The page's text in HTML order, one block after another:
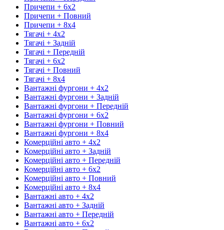
Причепи + 6х2
Причепи + Повний
Причепи + 8х4
Тягачі + 4х2
Тягачі + Задній
Тягачі + Передній
Тягачі + 6х2
Тягачі + Повний
Тягачі + 8х4
Вантажні фургони + 4х2
Вантажні фургони + Задній
Вантажні фургони + Передній
Вантажні фургони + 6х2
Вантажні фургони + Повний
Вантажні фургони + 8х4
Комерційні авто + 4х2
Комерційні авто + Задній
Комерційні авто + Передній
Комерційні авто + 6х2
Комерційні авто + Повний
Комерційні авто + 8х4
Вантажні авто + 4х2
Вантажні авто + Задній
Вантажні авто + Передній
Вантажні авто + 6х2